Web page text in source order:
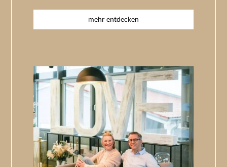
mehr entdecken